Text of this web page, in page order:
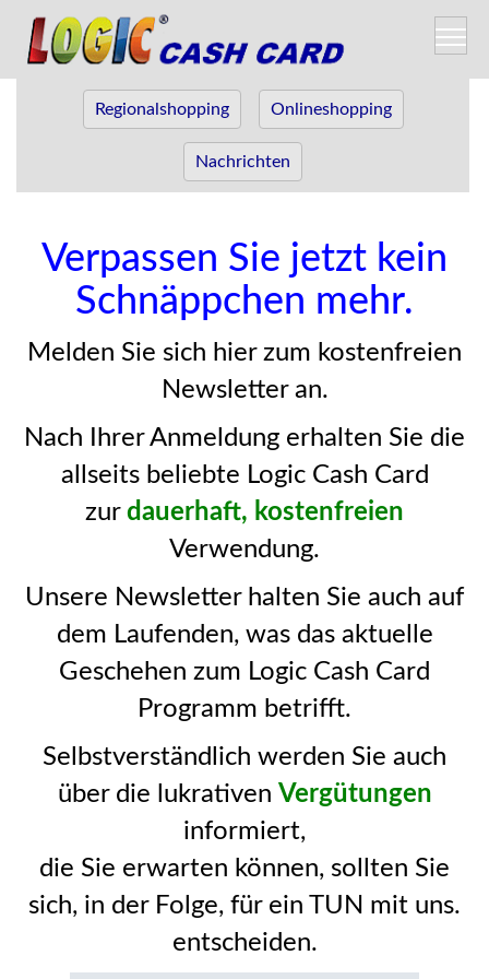
Regionalshopping Onlineshopping
Nachrichten
Verpassen Sie jetzt kein
Schnäppchen mehr.
Melden Sie sich hier zum kostenfreien
Newsletter an.
Nach Ihrer Anmeldung erhalten Sie die
allseits beliebte Logic Cash Card
zur dauerhaft, kostenfreien
Verwendung.
Unsere Newsletter halten Sie auch auf
dem Laufenden, was das aktuelle
Geschehen zum Logic Cash Card
Programm betrifft.
Selbstverständlich werden Sie auch
über die lukrativen Vergütungen
informiert,
die Sie erwarten können, sollten Sie
sich, in der Folge, für ein TUN mit uns.
entscheiden.